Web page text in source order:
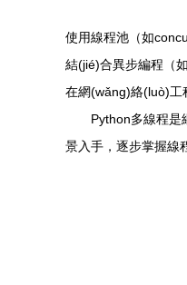
使用線程池（如
結(jié)合異步編程（
在網(wǎng)絡(luò)工
Python多線程
景入手，逐步掌握線